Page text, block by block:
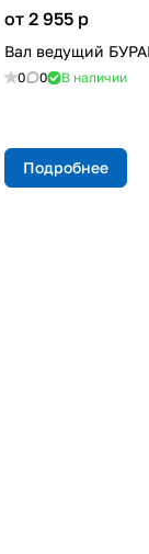
от 2 955 p
Вал ведущий
0 0 В наличии
Подробнее